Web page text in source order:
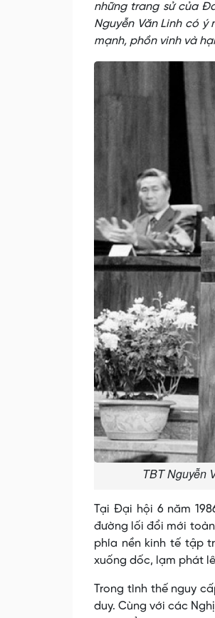
những trang sử của
Nguyễn Văn Linh có
mạnh, phồn vinh và
TBT Nguyễn
Tại Đại hội 6 năm
đường lối đổi mới
phía nền kinh tế tập
xuống dốc, lạm phát
Trong tình thế nguy
duy. Cùng với các